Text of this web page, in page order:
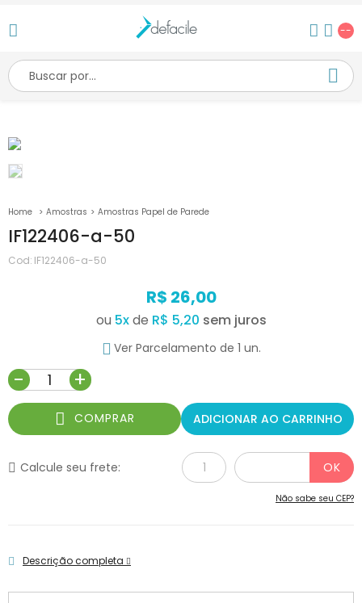
--
Amostras Amostras Papel de Parede
IF122406-a-50
Cod: IF122406-a-50
R$ 26,00
ou 5xde R$ 5,20
Ver Parcelamento de 1 un.
- +
COMPRAR ADICIONAR AO CARRINHO
Calcule seu frete:
Não sabe seu CEP?
Descrição completa